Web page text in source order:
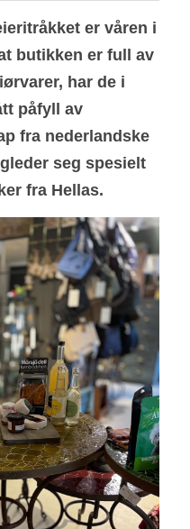
er våren i
butikken er full av
har de i
påfyll av
fra nederlandske
seg spesielt
fra Hellas.